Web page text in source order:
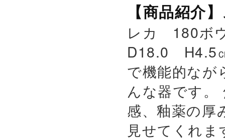
【商品紹介
レカ 180
D18.0 H4.5
で機能的なが
んな器です
感、釉薬の厚
見せてくれ